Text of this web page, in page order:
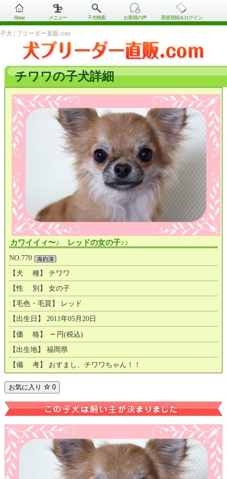
Home メニュー 子犬検索 お客様の声 新規登録＆ログイン
子犬 | ブリーダー直販.com
チワワの子犬詳細
カワイイィ〜♪ レッドの女の子♪♪
NO.770
【犬 種】 チワワ
【性 別】 女の子
【毛色・毛質】 レッド
【出生日】 2011年05月20日
【価 格】 － 円(税込)
【出生地】 福岡県
【備 考】 おすまし、チワワちゃん！！
お気に入り 0